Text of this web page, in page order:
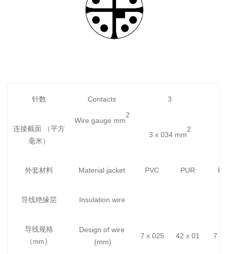
针数 Contacts 3
连接截面 （平方
毫米）
Wire gauge mm
2
3 x 034 mm
2
外套材料 Material jacket PVC PUR
导线绝缘层 Insulation wire
导线规格
（ mm）
Design of wire
(mm)
7 x 025 42 x 01 7 x